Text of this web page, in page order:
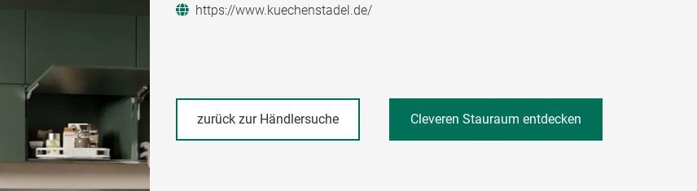
https://www.kuechenstadel.de/
zurück zur Händlersuche Cleveren Stauraum entdecken